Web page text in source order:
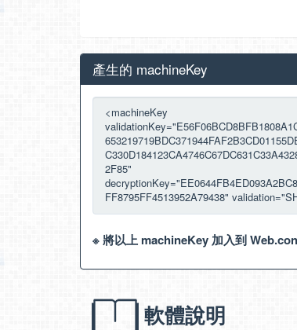
產生的 machineKey
※ 將以上 machineKey 加入到
軟體說明